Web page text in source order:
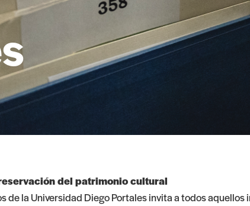
del patrimonio cultural
de la Universidad Diego Portales invita a todos aquellos